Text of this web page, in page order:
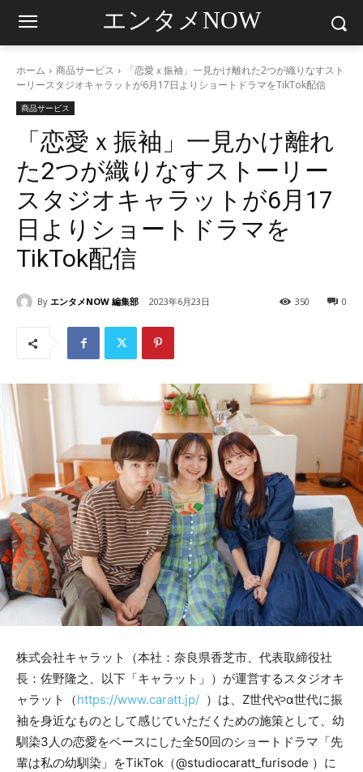
エンタメNOW
ホーム 商品サービス
「恋愛ｘ振袖」一見かけ離れた2つが織りなすスト
ーリースタジオキャラットが6月17日よりショートドラマをTikTok配信
商品サービス
「恋愛ｘ振袖」一見かけ離れ
た2つが織りなすストーリー
スタジオキャラットが6月17
日よりショートドラマを
TikTok配信
By エンタメNOW 編集部 2023年6月23日 0
350
株式会社キャラット（本社：奈良県香芝市、代表取締役社
長：佐野隆之、以下「キャラット」）が運営するスタジオキ
ャラット（https://www.caratt.jp/ ）は、Z世代やα世代に振
袖を身近なものとして感じていただくための施策として、幼
馴染3人の恋愛をベースにした全50回のショートドラマ「先
輩は私の幼馴染」をTikTok（@studiocaratt_furisode ）に